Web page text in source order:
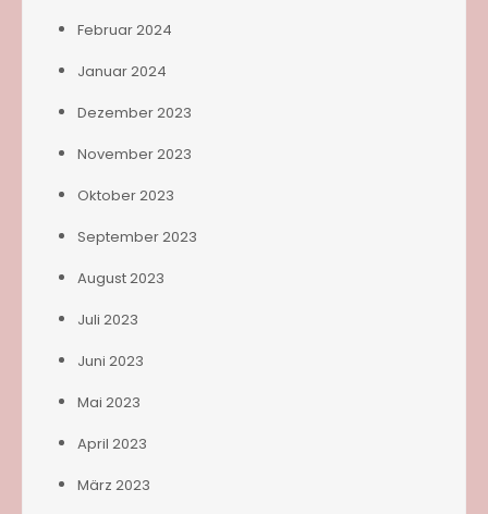
Februar 2024
Januar 2024
Dezember 2023
November 2023
Oktober 2023
September 2023
August 2023
Juli 2023
Juni 2023
Mai 2023
April 2023
März 2023